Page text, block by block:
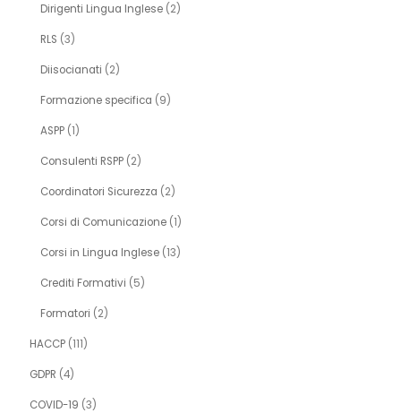
Dirigenti Lingua Inglese (2)
RLS (3)
Diisocianati (2)
Formazione specifica (9)
ASPP (1)
Consulenti RSPP (2)
Coordinatori Sicurezza (2)
Corsi di Comunicazione (1)
Corsi in Lingua Inglese (13)
Crediti Formativi (5)
Formatori (2)
HACCP (111)
GDPR (4)
COVID-19 (3)